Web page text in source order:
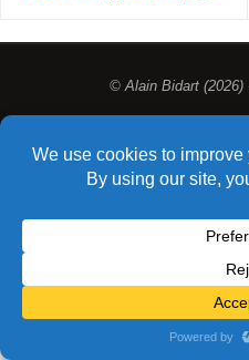
© Alain Bidart (2026)